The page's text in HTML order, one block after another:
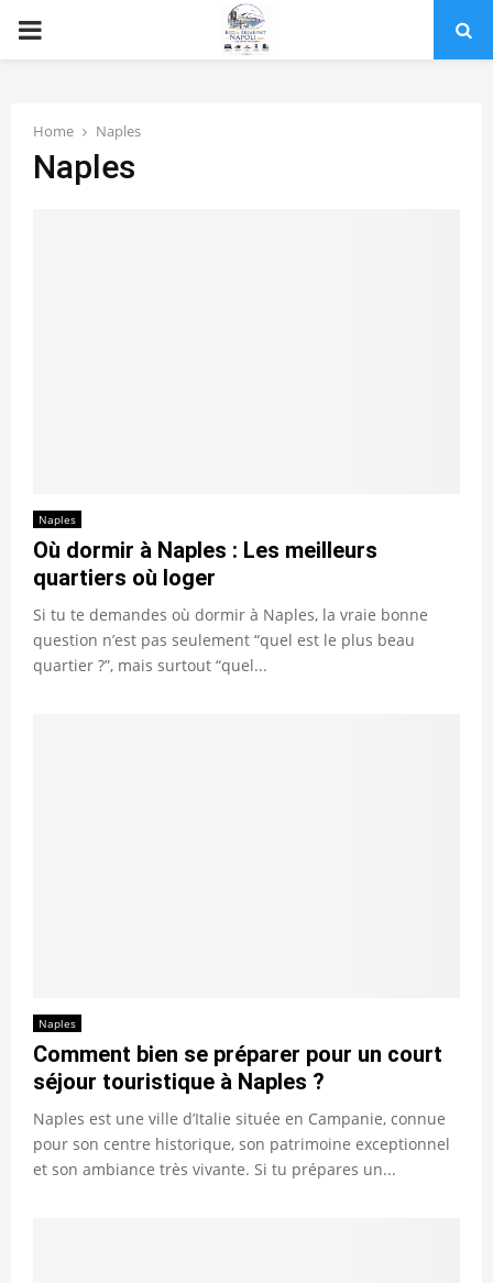
PRIMARY
Home Naples
Naples
Naples
Où dormir à Naples : Les meilleurs
quartiers où loger
Si tu te demandes où dormir à Naples, la vraie bonne
question n’est pas seulement “quel est le plus beau
quartier ?”, mais surtout “quel...
Naples
Comment bien se préparer pour un court
séjour touristique à Naples ?
Naples est une ville d’Italie située en Campanie, connue
pour son centre historique, son patrimoine exceptionnel
et son ambiance très vivante. Si tu prépares un...